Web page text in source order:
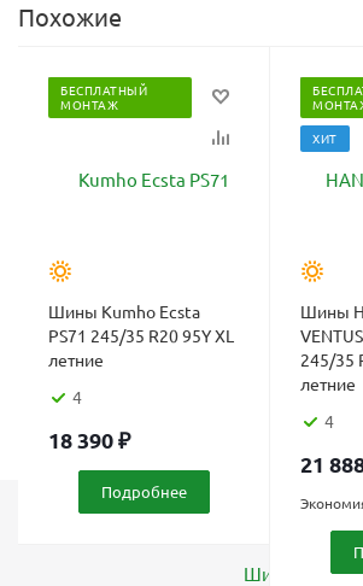
Похожие
БЕСПЛАТНЫЙ
МОНТАЖ
Шины Kumho Ecsta
PS71 245/35 R20 95Y XL
летние
4
18 390₽
Подробнее
ХИТ
Шины
245/35
летние
4
21
Шины